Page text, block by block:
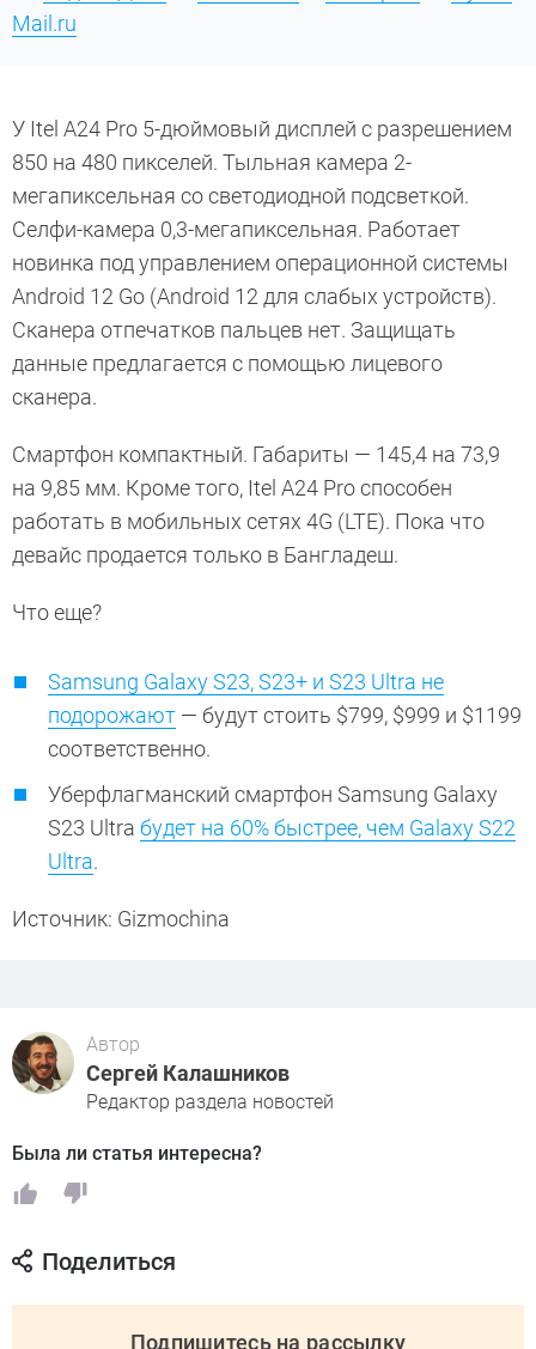
Mail.ru
У Itel A24 Pro 5-дюймовый дисплей с разрешением
850 на 480 пикселей. Тыльная камера 2-
мегапиксельная со светодиодной подсветкой.
Селфи-камера 0,3-мегапиксельная. Работает
новинка под управлением операционной системы
Android 12 Go (Android 12 для слабых устройств).
Сканера отпечатков пальцев нет. Защищать
данные предлагается с помощью лицевого
сканера.
Смартфон компактный. Габариты — 145,4 на 73,9
на 9,85 мм. Кроме того, Itel A24 Pro способен
работать в мобильных сетях 4G (LTE). Пока что
девайс продается только в Бангладеш.
Что еще?
Samsung Galaxy S23, S23+ и S23 Ultra не
подорожают — будут стоить $799, $999 и $1199
соответственно.
Уберфлагманский смартфон Samsung Galaxy
S23 Ultra будет на 60% быстрее, чем Galaxy S22
Ultra.
Источник: Gizmochina
Автор
Сергей Калашников
Редактор раздела новостей
Была ли статья интересна?
Поделиться
Подпишитесь на рассылку